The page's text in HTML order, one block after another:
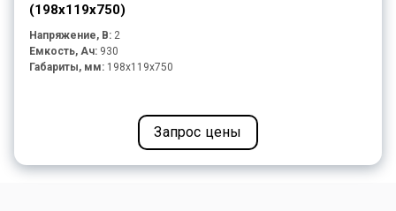
(198x119x750)
Напряжение, В: 2
Емкость, Ач: 930
Габариты, мм: 198x119x750
Запрос цены